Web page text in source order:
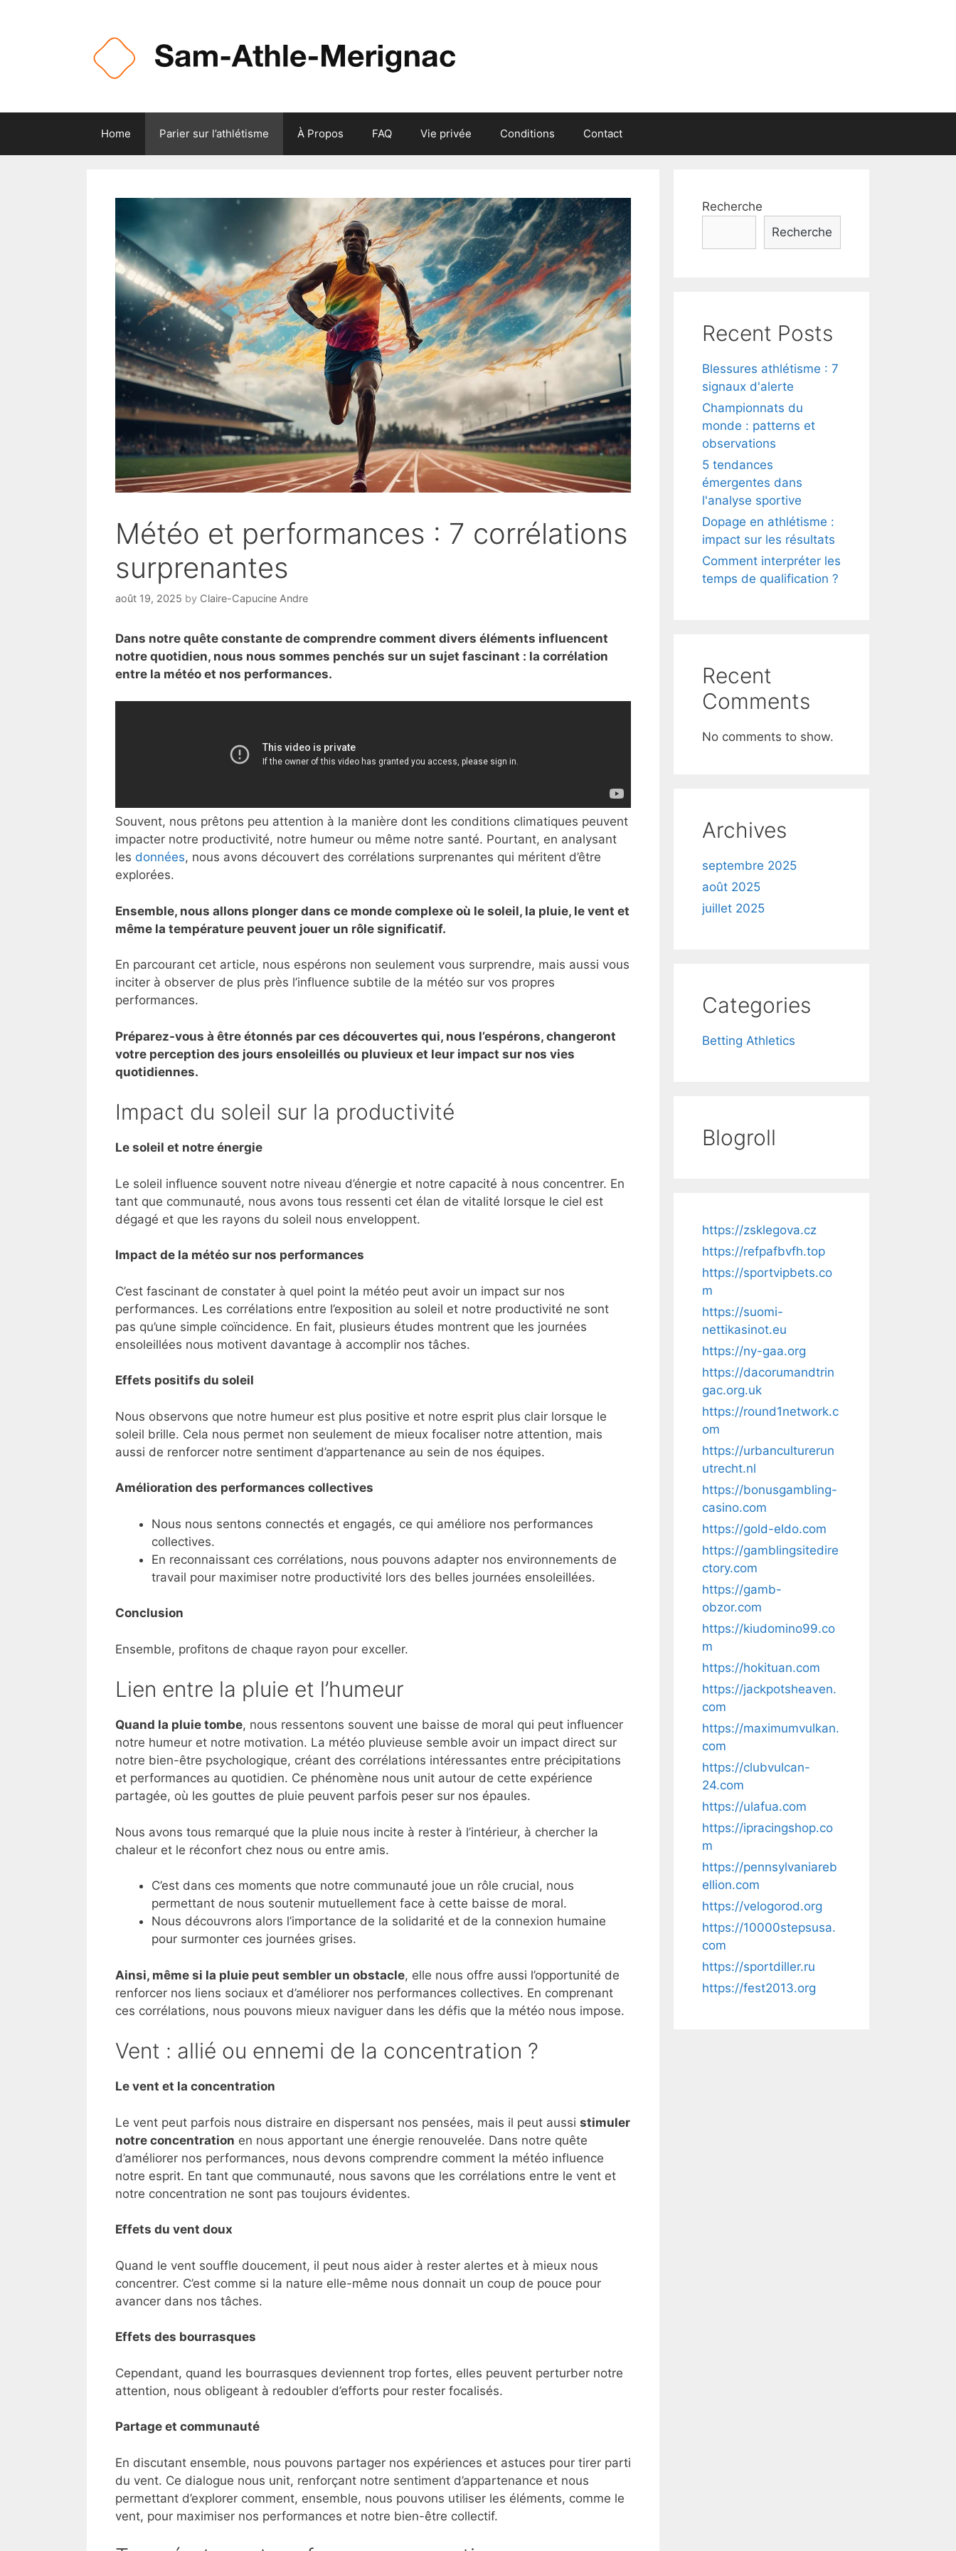
Home Parier sur l’athlétisme À Propos FAQ Vie privée Conditions Contact
Météo et performances : 7 corrélations
surprenantes
août 19, 2025 by Claire-Capucine Andre
Dans notre quête constante de comprendre comment divers éléments influencent
notre quotidien, nous nous sommes penchés sur un sujet fascinant : la corrélation
entre la météo et nos performances.
Souvent, nous prêtons peu attention à la manière dont les conditions climatiques peuvent
impacter notre productivité, notre humeur ou même notre santé. Pourtant, en analysant
les données, nous avons découvert des corrélations surprenantes qui méritent d’être
explorées.
Ensemble, nous allons plonger dans ce monde complexe où le soleil, la pluie, le vent et
même la température peuvent jouer un rôle significatif.
En parcourant cet article, nous espérons non seulement vous surprendre, mais aussi vous
inciter à observer de plus près l’influence subtile de la météo sur vos propres
performances.
Préparez-vous à être étonnés par ces découvertes qui, nous l’espérons, changeront
votre perception des jours ensoleillés ou pluvieux et leur impact sur nos vies
quotidiennes.
Impact du soleil sur la productivité
Le soleil et notre énergie
Le soleil influence souvent notre niveau d’énergie et notre capacité à nous concentrer. En
tant que communauté, nous avons tous ressenti cet élan de vitalité lorsque le ciel est
dégagé et que les rayons du soleil nous enveloppent.
Impact de la météo sur nos performances
C’est fascinant de constater à quel point la météo peut avoir un impact sur nos
performances. Les corrélations entre l’exposition au soleil et notre productivité ne sont
pas qu’une simple coïncidence. En fait, plusieurs études montrent que les journées
ensoleillées nous motivent davantage à accomplir nos tâches.
Effets positifs du soleil
Nous observons que notre humeur est plus positive et notre esprit plus clair lorsque le
soleil brille. Cela nous permet non seulement de mieux focaliser notre attention, mais
aussi de renforcer notre sentiment d’appartenance au sein de nos équipes.
Amélioration des performances collectives
Nous nous sentons connectés et engagés, ce qui améliore nos performances
collectives.
En reconnaissant ces corrélations, nous pouvons adapter nos environnements de
travail pour maximiser notre productivité lors des belles journées ensoleillées.
Conclusion
Ensemble, profitons de chaque rayon pour exceller.
Lien entre la pluie et l’humeur
Quand la pluie tombe, nous ressentons souvent une baisse de moral qui peut influencer
notre humeur et notre motivation. La météo pluvieuse semble avoir un impact direct sur
notre bien-être psychologique, créant des corrélations intéressantes entre précipitations
et performances au quotidien. Ce phénomène nous unit autour de cette expérience
partagée, où les gouttes de pluie peuvent parfois peser sur nos épaules.
Nous avons tous remarqué que la pluie nous incite à rester à l’intérieur, à chercher la
chaleur et le réconfort chez nous ou entre amis.
C’est dans ces moments que notre communauté joue un rôle crucial, nous
permettant de nous soutenir mutuellement face à cette baisse de moral.
Nous découvrons alors l’importance de la solidarité et de la connexion humaine
pour surmonter ces journées grises.
Ainsi, même si la pluie peut sembler un obstacle, elle nous offre aussi l’opportunité de
renforcer nos liens sociaux et d’améliorer nos performances collectives. En comprenant
ces corrélations, nous pouvons mieux naviguer dans les défis que la météo nous impose.
Vent : allié ou ennemi de la concentration ?
Le vent et la concentration
Le vent peut parfois nous distraire en dispersant nos pensées, mais il peut aussi stimuler
notre concentration en nous apportant une énergie renouvelée. Dans notre quête
d’améliorer nos performances, nous devons comprendre comment la météo influence
notre esprit. En tant que communauté, nous savons que les corrélations entre le vent et
notre concentration ne sont pas toujours évidentes.
Effets du vent doux
Quand le vent souffle doucement, il peut nous aider à rester alertes et à mieux nous
concentrer. C’est comme si la nature elle-même nous donnait un coup de pouce pour
avancer dans nos tâches.
Effets des bourrasques
Cependant, quand les bourrasques deviennent trop fortes, elles peuvent perturber notre
attention, nous obligeant à redoubler d’efforts pour rester focalisés.
Partage et communauté
En discutant ensemble, nous pouvons partager nos expériences et astuces pour tirer parti
du vent. Ce dialogue nous unit, renforçant notre sentiment d’appartenance et nous
permettant d’explorer comment, ensemble, nous pouvons utiliser les éléments, comme le
vent, pour maximiser nos performances et notre bien-être collectif.
Recherche
Recherche
Recent Posts
Blessures athlétisme : 7
signaux d'alerte
Championnats du
monde : patterns et
observations
5 tendances
émergentes dans
l'analyse sportive
Dopage en athlétisme :
impact sur les résultats
Comment interpréter les
temps de qualification ?
Recent
Comments
No comments to show.
Archives
septembre 2025
août 2025
juillet 2025
Categories
Betting Athletics
Blogroll
https://zsklegova.cz
https://refpafbvfh.top
https://sportvipbets.co
m
https://suomi-
nettikasinot.eu
https://ny-gaa.org
https://dacorumandtrin
gac.org.uk
https://round1network.c
om
https://urbanculturerun
utrecht.nl
https://bonusgambling-
casino.com
https://gold-eldo.com
https://gamblingsitedire
ctory.com
https://gamb-
obzor.com
https://kiudomino99.co
m
https://hokituan.com
https://jackpotsheaven.
com
https://maximumvulkan.
com
https://clubvulcan-
24.com
https://ulafua.com
https://ipracingshop.co
m
https://pennsylvaniareb
ellion.com
https://velogorod.org
https://10000stepsusa.
com
https://sportdiller.ru
https://fest2013.org